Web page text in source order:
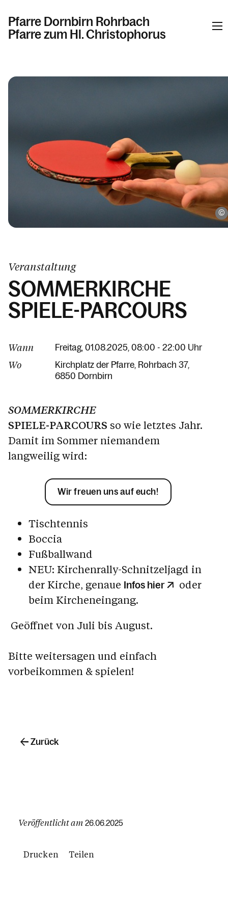
Pfarre Dornbirn Rohrbach
Pfarre zum Hl. Christophorus
Personen
Veranstaltung
SOMMERKIRCHE
SPIELE-PARCOURS
Wann Freitag, 01.08.2025, 08:00 - 22:00 Uhr
Wo Kirchplatz der Pfarre Rohrbach 37
6850 Dornbirn
SOMMERKIRCHE
SPIELE-PARCOURS so wie letztes Jahr.
Damit im Sommer niemandem
langweilig wird:
Wir freuen uns auf euch!
Tischtennis
Boccia
Fußballwand
NEU: Kirchenrally-Schnitzeljagd in
der Kirche, genaue Infos hier
oder
beim Kircheneingang.
Geöffnet von Juli bis August.
Bitte weitersagen und einfach
vorbeikommen & spielen!
Veröffentlicht am 26.06.2025
Drucken Teilen
Zurück